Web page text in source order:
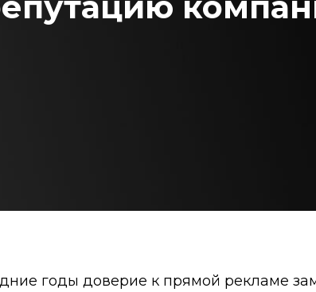
годы доверие к прямой рекламе